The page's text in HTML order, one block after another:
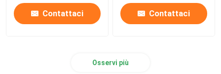
Contattaci Contattaci
Osservi più